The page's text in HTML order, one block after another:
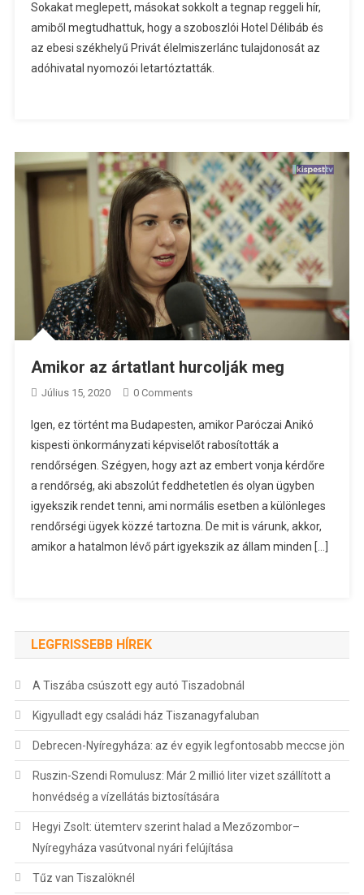
Sokakat meglepett, másokat sokkolt a tegnap reggeli hír,
amiből megtudhattuk, hogy a szoboszlói Hotel Délibáb és
az ebesi székhelyű Privát élelmiszerlánc tulajdonosát az
adóhivatal nyomozói letartóztatták.
Amikor az ártatlant hurcolják meg
Július 15, 2020 0 Comments
Igen, ez történt ma Budapesten, amikor Paróczai Anikó
kispesti önkormányzati képviselőt rabosították a
rendőrségen. Szégyen, hogy azt az embert vonja kérdőre
a rendőrség, aki abszolút feddhetetlen és olyan ügyben
igyekszik rendet tenni, ami normális esetben a különleges
rendőrségi ügyek közzé tartozna. De mit is várunk, akkor,
amikor a hatalmon lévő párt igyekszik az állam minden […]
LEGFRISSEBB HÍREK
A Tiszába csúszott egy autó Tiszadobnál
Kigyulladt egy családi ház Tiszanagyfaluban
Debrecen-Nyíregyháza: az év egyik legfontosabb meccse jön
Ruszin-Szendi Romulusz: Már 2 millió liter vizet szállított a
honvédség a vízellátás biztosítására
Hegyi Zsolt: ütemterv szerint halad a Mezőzombor–
Nyíregyháza vasútvonal nyári felújítása
Tűz van Tiszalöknél